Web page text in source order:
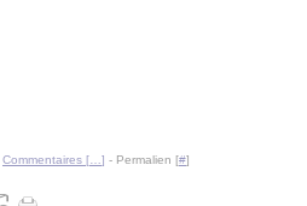
Commentaires [ ] - Permalien [#]